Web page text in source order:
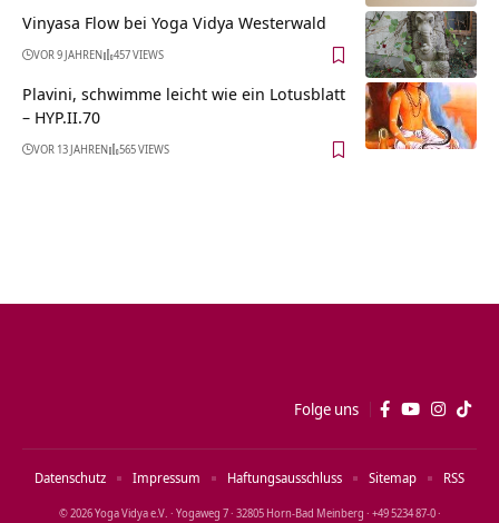
Vinyasa Flow bei Yoga Vidya Westerwald
VOR 9 JAHREN 457 VIEWS
Plavini, schwimme leicht wie ein Lotusblatt
– HYP.II.70
VOR 13 JAHREN 565 VIEWS
Folge uns
© 2026 Yoga Vidya e.V. · Yogaweg 7 · 32805 Horn‑Bad Meinberg · +49 5234 87‑0 ·
Datenschutz Impressum Haftungsausschluss Sitemap RSS